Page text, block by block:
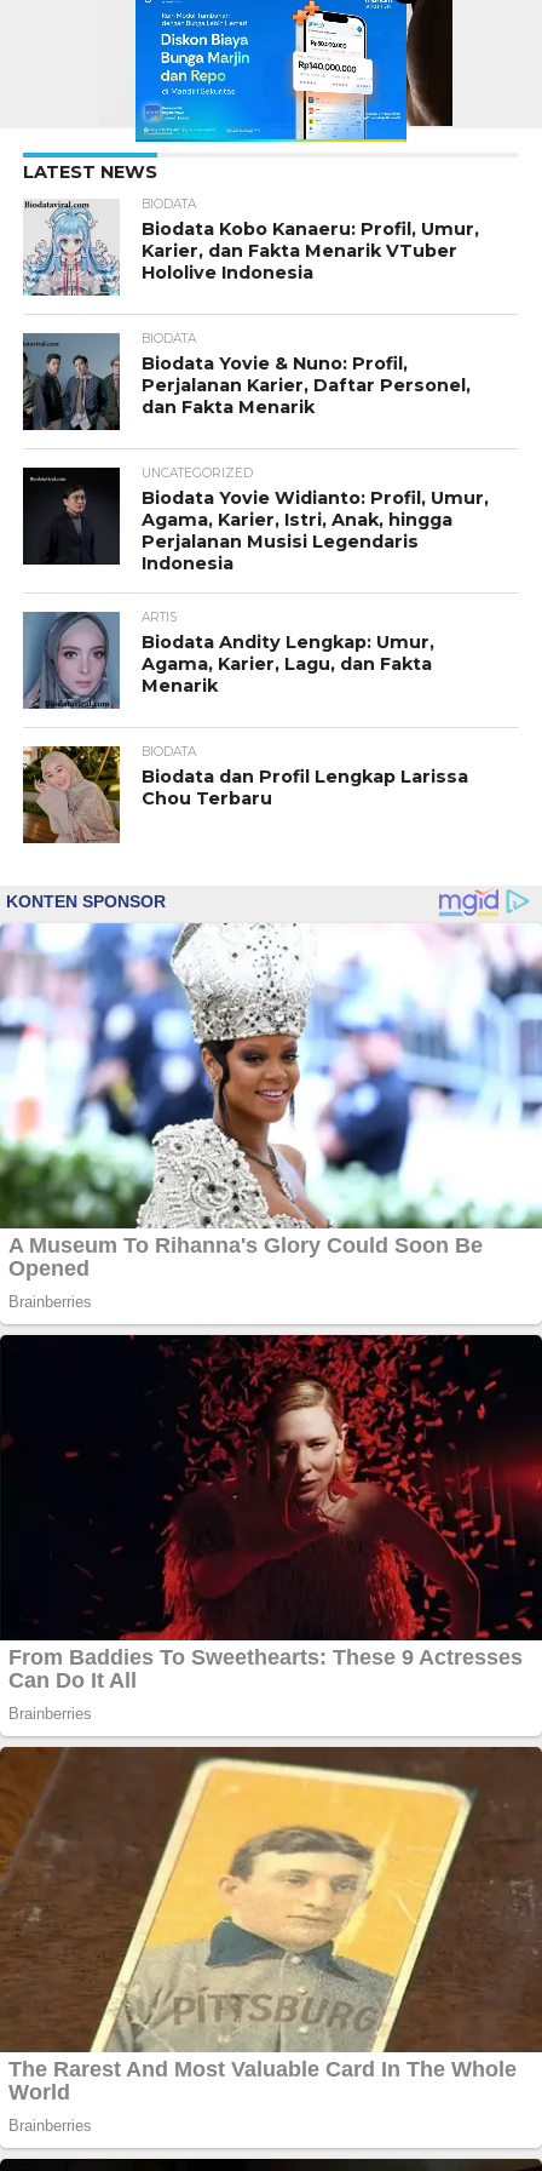
LATEST NEWS
BIODATA
Biodata Kobo Kanaeru: Profil, Umur,
Karier, dan Fakta Menarik VTuber
Hololive Indonesia
BIODATA
Biodata Yovie & Nuno: Profil,
Perjalanan Karier, Daftar Personel,
dan Fakta Menarik
UNCATEGORIZED
Biodata Yovie Widianto: Profil, Umur,
Agama, Karier, Istri, Anak, hingga
Perjalanan Musisi Legendaris
Indonesia
ARTIS
Biodata Andity Lengkap: Umur,
Agama, Karier, Lagu, dan Fakta
Menarik
BIODATA
Biodata dan Profil Lengkap Larissa
Chou Terbaru